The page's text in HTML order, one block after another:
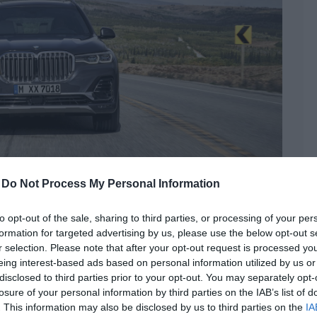
Do Not Process My Personal Information
opt-out of the sale, sharing to third parties, or processing of your
for targeted advertising by us, please use the below opt-out
selection. Please note that after your opt-out request is processed
interest-based ads based on personal information utilized by us
to third parties prior to your opt-out. You may separately
of your personal information by third parties on the IAB’s list of
This information may also be disclosed by us to third parties on the
hiánya miatt
,BMW, BMW M,BMW X7